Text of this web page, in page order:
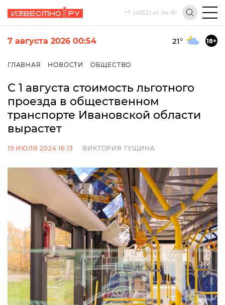
+7 (4932) 41-94-81
7 августа 2026 00:54 21° 18+
ГЛАВНАЯ НОВОСТИ ОБЩЕСТВО
С 1 августа стоимость льготного
проезда в общественном
транспорте Ивановской области
вырастет
19 ИЮЛЯ 2024 16:13 ВИКТОРИЯ ГУЩИНА